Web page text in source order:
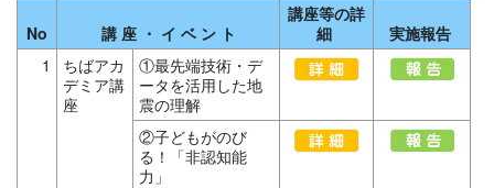
No 講 座 ・ イ ベ ン ト
講座等の詳
細
実施報告
1
ちばアカ
デミア講
座
①最先端技術・デ
ータを活用した地
震の理解
②子どもがのび
る！「非認知能
力」